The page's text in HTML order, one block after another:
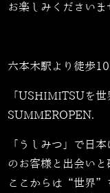
お楽しみくださいま
六本木駅より徒歩10
「USHIMITSUを
SUMMEROPEN.
「うしみつ」で日
のお客様と出会いと
ここからは“世界”